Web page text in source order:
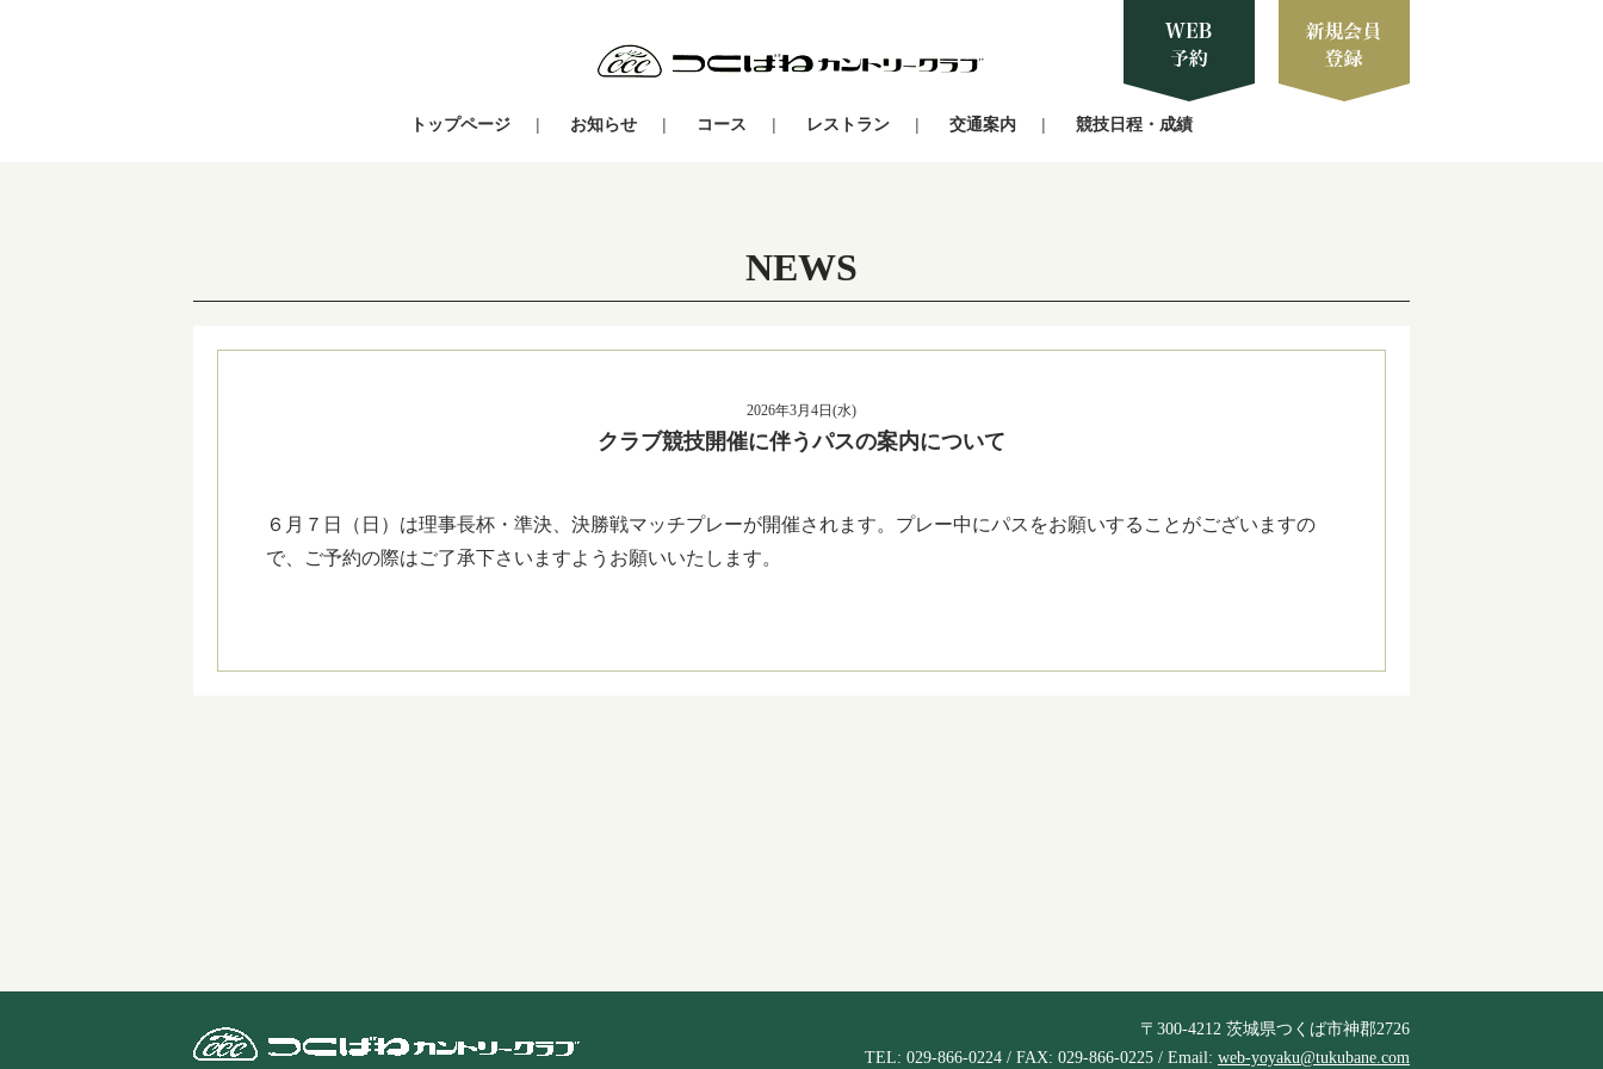
トップページ お知らせ コース レストラン 交通案内 競技日程・成績
NEWS
2026年3月4日(水)
クラブ競技開催に伴うパスの案内について
６月７日（日）は理事長杯・準決、決勝戦マッチプレーが開催されます。プレー中にパスをお願いすることがございますの
で、ご予約の際はご了承下さいますようお願いいたします。
〒300-4212 茨城県つくば市神郡2726
TEL: 029-866-0224 / FAX: 029-866-0225 / Email: web-yoyaku@tukubane.com